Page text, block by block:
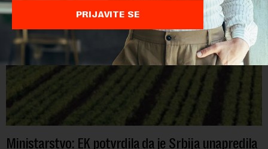
Ministarstvo: EK potvrdila da je Srbija unapredila
PRIJAVITE SE